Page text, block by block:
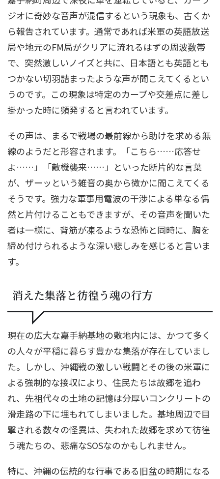
ジオに奇妙な音声が混信するという現象も、古くか
ら報告されています。通常であれば米軍の英語放送
局や地元のFM局がクリアに流れるはずの周波数帯
で、突然激しいノイズと共に、日本語とも英語とも
つかない切羽詰まったような声が聞こえてくるとい
うのです。この現象は特定のカーブや交差点に差し
掛かった時に頻発すると言われています。
その声は、まるで戦場の最前線から助けを求める無
線のようだと形容されます。「こちら……応答せ
よ……」「敵機襲来……」といった断片的な言葉
が、ザーッという雑音の奥から微かに聞こえてくる
そうです。強力な軍事用電波の干渉による単なる偶
然と片付けることもできますが、その音声を聞いた
者は一様に、背筋が凍るような恐怖と同時に、胸を
締め付けられるような深い悲しみを感じると言いま
す。
消えた集落と彷徨う魂の行方
現在の広大な嘉手納基地の敷地内には、かつて多く
の人々が平穏に暮らす豊かな集落が存在していまし
た。しかし、沖縄戦の激しい戦闘とその後の米軍に
よる強制的な接収により、住民たちは故郷を追わ
れ、先祖代々の土地の記憶は分厚いコンクリートの
滑走路の下に埋もれてしまいました。基地周辺で目
撃される数々の怪異は、失われた故郷を求めて彷徨
う魂たちの、悲痛なSOSなのかもしれません。
特に、沖縄の伝統的な行事である旧盆の時期になる